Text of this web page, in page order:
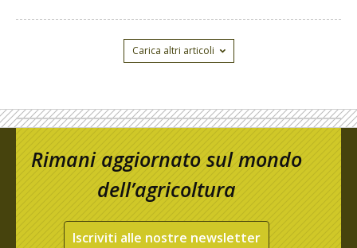
Carica altri articoli
Rimani aggiornato sul mondo
dell’agricoltura
Iscriviti alle nostre newsletter